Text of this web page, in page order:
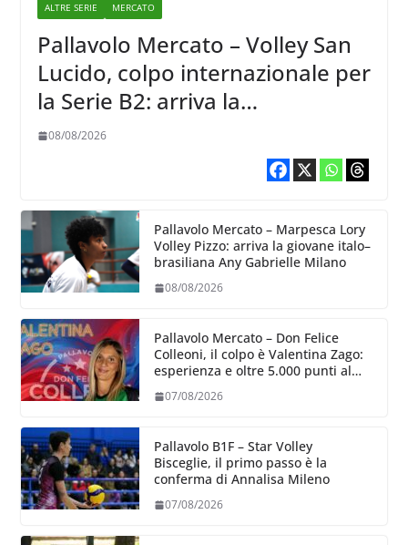
ALTRE SERIE MERCATO
Pallavolo Mercato – Volley San
Lucido, colpo internazionale per
la Serie B2: arriva la
schiacciatrice lettone Kristine
08/08/2026
Pallavolo Mercato – Marpesca Lory
Volley Pizzo: arriva la giovane italo–
brasiliana Any Gabrielle Milano
08/08/2026
Pallavolo Mercato – Don Felice
Colleoni, il colpo è Valentina Zago:
esperienza e oltre 5.000 punti al
07/08/2026
Pallavolo B1F – Star Volley
Bisceglie, il primo passo è la
conferma di Annalisa Mileno
07/08/2026